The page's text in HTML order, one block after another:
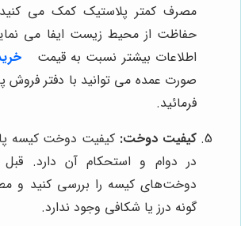
مصرف کمتر پلاستیک کمک می
حفاظت از محیط زیست ایفا می
اطلاعات بیشتر نسبت به قیمت
صورت عمده می توانید با دفتر فروش
فرمائید.
کیفیت دوخت: کیفیت دوخت کیسه
در دوام و استحکام آن دارد.
دوخت‌های کیسه را بررسی کنید و
گونه درز یا شکافی وجود ندارد.